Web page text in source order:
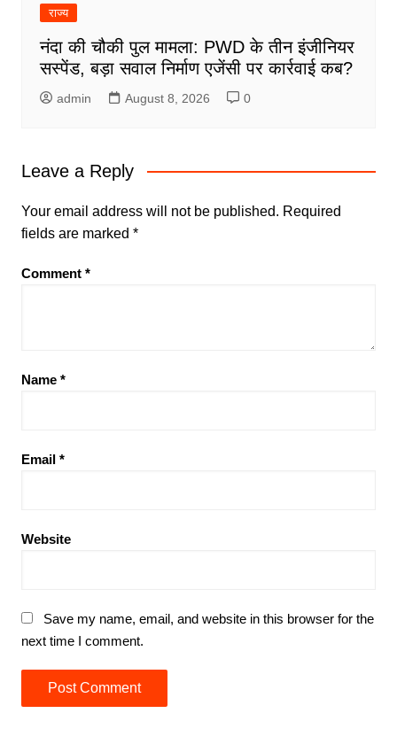
राज्य
नंदा की चौकी पुल मामला: PWD के तीन इंजीनियर
सस्पेंड, बड़ा सवाल निर्माण एजेंसी पर कार्रवाई कब?
admin August 8, 2026 0
Leave a Reply
Your email address will not be published. Required
fields are marked *
Comment *
Name *
Email *
Website
Save my name, email, and website in this browser for the
next time I comment.